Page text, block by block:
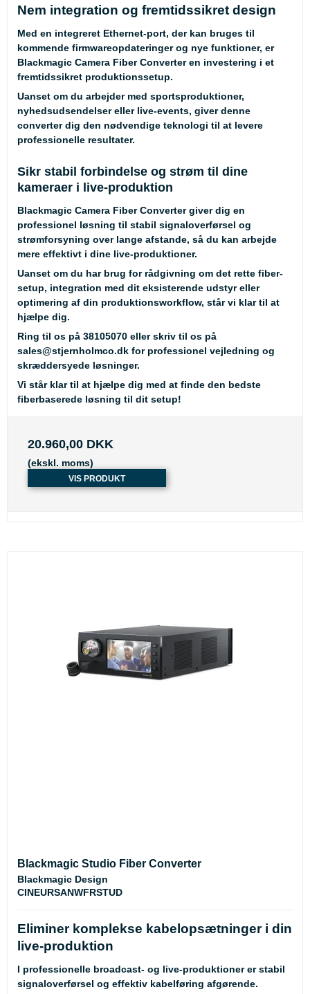
Nem integration og fremtidssikret design
Med en integreret Ethernet-port, der kan bruges til
kommende firmwareopdateringer og nye funktioner, er
Blackmagic Camera Fiber Converter en investering i et
fremtidssikret produktionssetup.
Uanset om du arbejder med sportsproduktioner,
nyhedsudsendelser eller live-events, giver denne
converter dig den nødvendige teknologi til at levere
professionelle resultater.
Sikr stabil forbindelse og strøm til dine
kameraer i live-produktion
Blackmagic Camera Fiber Converter giver dig en
professionel løsning til stabil signaloverførsel og
strømforsyning over lange afstande, så du kan arbejde
mere effektivt i dine live-produktioner.
Uanset om du har brug for rådgivning om det rette fiber-
setup, integration med dit eksisterende udstyr eller
optimering af din produktionsworkflow, står vi klar til at
hjælpe dig.
Ring til os på 38105070 eller skriv til os på
sales@stjernholmco.dk for professionel vejledning og
skræddersyede løsninger.
Vi står klar til at hjælpe dig med at finde den bedste
fiberbaserede løsning til dit setup!
20.960,00 DKK
(ekskl. moms)
VIS PRODUKT
Blackmagic Studio Fiber Converter
Blackmagic Design
CINEURSANWFRSTUD
Eliminer komplekse kabelopsætninger i din
live-produktion
I professionelle broadcast- og live-produktioner er stabil
signaloverførsel og effektiv kabelføring afgørende.